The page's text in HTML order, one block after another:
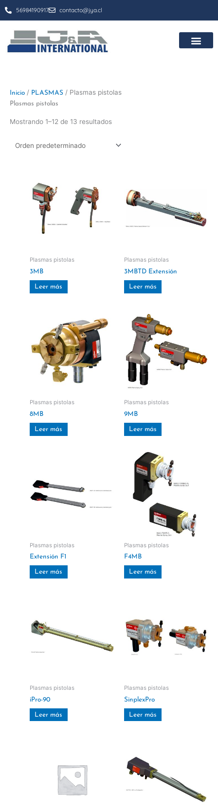
56984190917 contacto@jya.cl
Inicio / PLASMAS / Plasmas pistolas
Plasmas pistolas
Mostrando 1–12 de 13 resultados
Plasmas pistolas
3MB
Leer más
Plasmas pistolas
3MBTD Extensión
Leer más
Plasmas pistolas
8MB
Leer más
Plasmas pistolas
9MB
Leer más
Plasmas pistolas
Extensión F1
Leer más
Plasmas pistolas
F4MB
Leer más
Plasmas pistolas
iPro-90
Leer más
Plasmas pistolas
SinplexPro
Leer más